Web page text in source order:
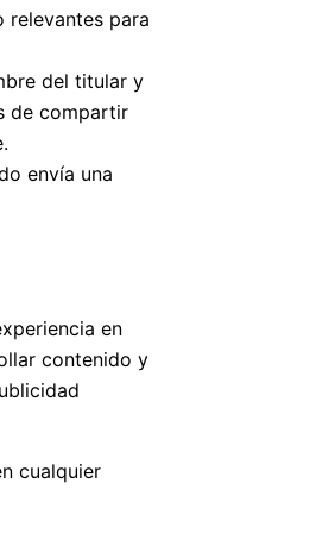
relevantes para
del titular y
de compartir
envía una
en
contenido y
cualquier